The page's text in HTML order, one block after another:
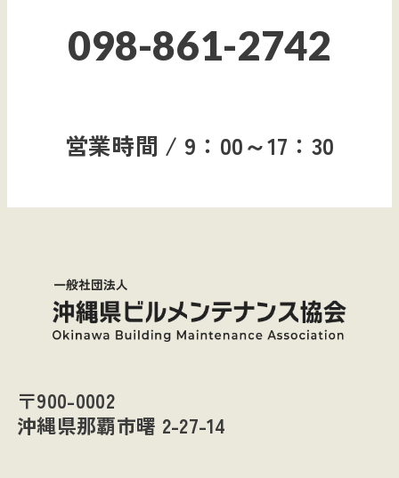
098-861-2742
営業時間 / 9：00～17：30
〒900-0002
沖縄県那覇市曙 2-27-14